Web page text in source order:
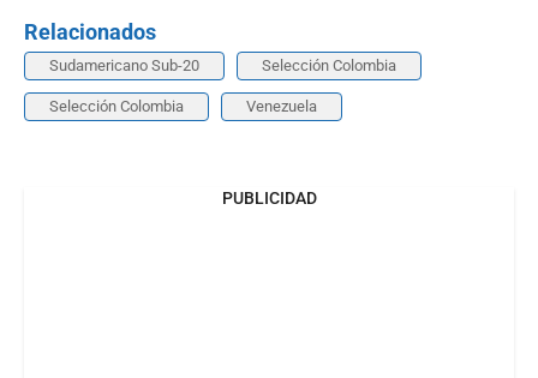
Relacionados
Sudamericano Sub-20 Selección Colombia
Selección Colombia Venezuela
PUBLICIDAD